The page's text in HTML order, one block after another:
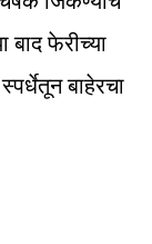
फेरीच्या
बाहेरचा